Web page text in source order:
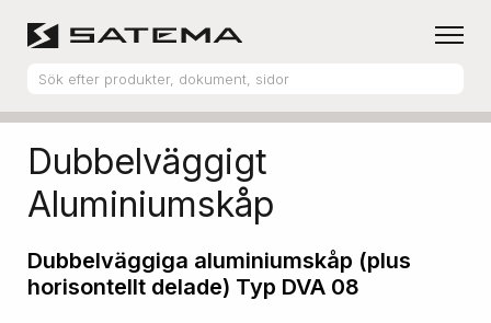
Produktsortiment Aluminiumskåp
Dubbelväggigt
Aluminiumskåp
Dubbelväggiga aluminiumskåp (plus
horisontellt delade) Typ DVA 08